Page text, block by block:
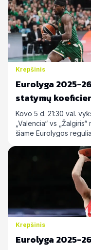
Krepšinis
Eurolyga 2025-
statymų
Kovo 5 d. 21:30 val.
„Valencia“ vs
šiame Eurolygos
Krepšinis
Eurolyga 2025-